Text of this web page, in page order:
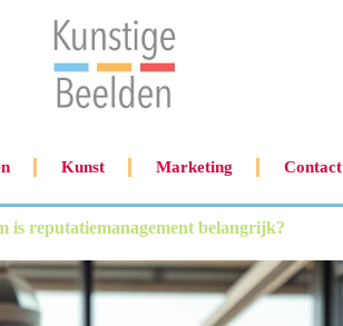
Kunst Marketing Contact
is reputatiemanagement belangrijk?